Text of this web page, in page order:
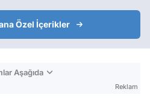
Özel İçerikler
Aşağıda
Reklam